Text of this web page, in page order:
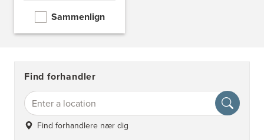
Sammenlign
Find forhandler
Find forhandlere nær dig